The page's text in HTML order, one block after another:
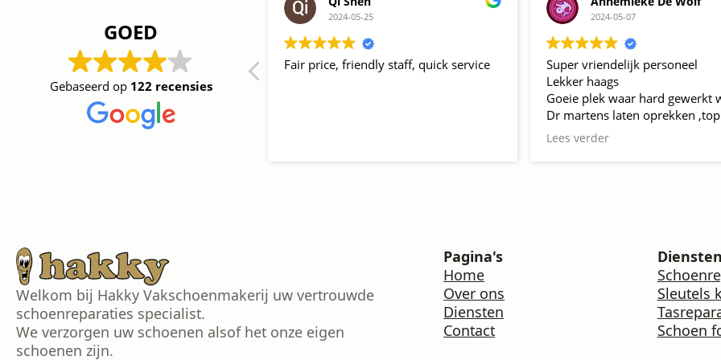
GOED
Gebaseerd op 122 recensies
Made a copy in 1 minute, good prices,
nice service
2024-05-25
Fair price, friendly staff, quick service
2024-05-07
Super vriendelijk personeel
Lekker haags
Goeie plek waar hard gewerkt
Dr martens laten oprekken
Mag terug blijven komen tot de
Lees verder
Welkom bij Hakky Vakschoenmakerij uw vertrouwde
schoenreparaties specialist.
We verzorgen uw schoenen alsof het onze eigen
schoenen zijn.
Pagina's
Home
Over ons
Diensten
Contact
Diensten
Sleutels
Schoen